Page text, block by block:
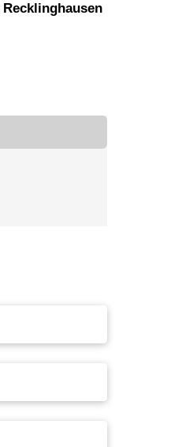
Recklinghausen